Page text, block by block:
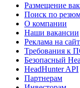
Размещение
Поиск по
О компании
Наши вакансии
Реклама на
Требования к
Безопасный
HeadHunter API
Партнерам